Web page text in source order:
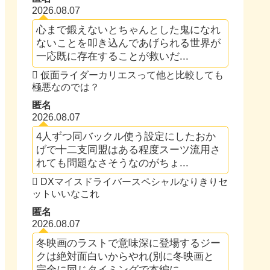
2026.08.07
心まで鍛えないとちゃんとした鬼になれ
ないことを叩き込んであげられる世界が
一応既に存在することが救いだ...
仮面ライダーカリエスって他と比較しても
極悪なのでは？
匿名
2026.08.07
4人ずつ同バックル使う設定にしたおか
げで十二支同盟はある程度スーツ流用さ
れても問題なさそうなのがちょ...
DXマイスドライバースペシャルなりきりセ
ットいいなこれ
匿名
2026.08.07
冬映画のラストで意味深に登場するジー
クは絶対面白いからやれ(別に冬映画と